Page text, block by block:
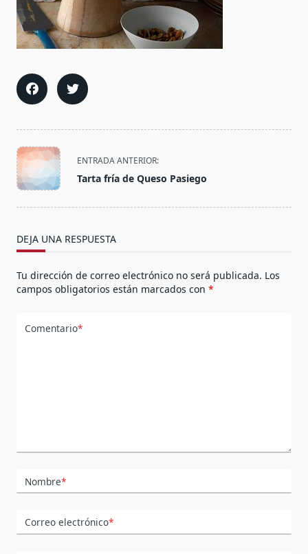
<span
class="nav-
subtitle
screen-
text">Página</span>
ENTRADA ANTERIOR:
Tarta fría de Queso Pasiego
DEJA UNA RESPUESTA
Tu dirección de correo electrónico no será publicada. Los
campos obligatorios están marcados con *
Comentario*
Nombre*
Correo electrónico*